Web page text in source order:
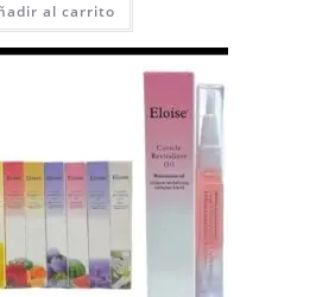
al carrito